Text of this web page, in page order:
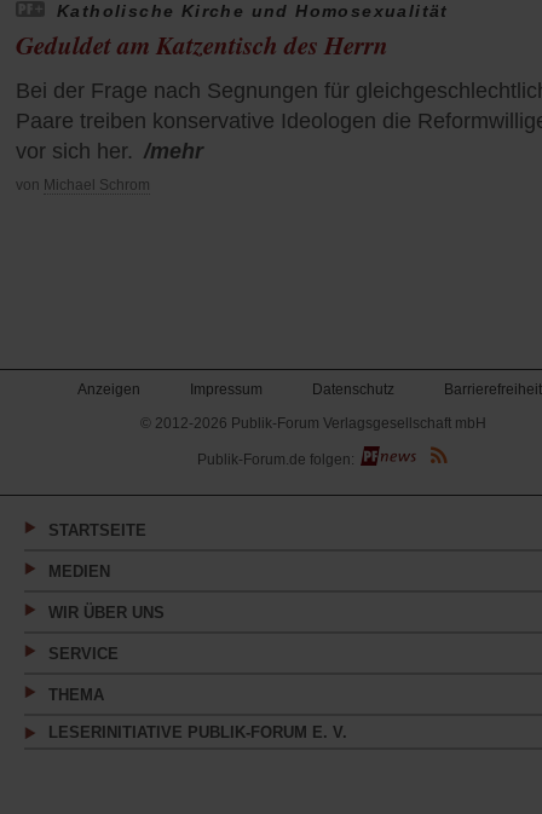
Katholische Kirche und Homosexualität
Geduldet am Katzentisch des Herrn
Bei der Frage nach Segnungen für
Paare treiben konservative Ideologen die
vor sich her. /mehr
von Michael Schrom
Anzeigen Impressum Datenschutz
Barrierefreiheit
© 2012-2026 Publik-Forum Verlagsgesellschaft mbH
(Öffnet
in
neuen
Publik-Forum.de folgen:
STARTSEITE
MEDIEN
WIR ÜBER UNS
SERVICE
THEMA
LESERINITIATIVE PUBLIK-FORUM E. V.